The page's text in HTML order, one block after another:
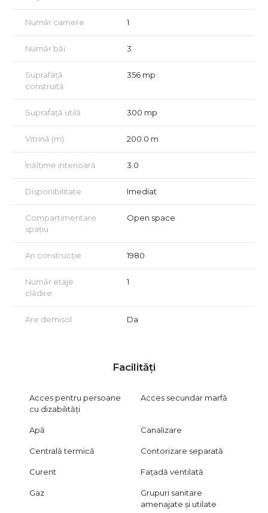
Inițial utilizat ca salon de evenimente, spațiul se pretează
showroom
galerie
studio de creație / producție
spațiu de birouri
sală de prezentări
sala de dans sau alt gen de activitati
atelier etc.
Datorită proporțiilor și structurii, poate fi compartimentat
conform nevoilor fiecărui chiriaș, fiind o „pânză albă” pentru
orice business care caută un spațiu diferit și versatil.
Suprafață mare, ușor de adaptat
Contorizare individuală pentru utilități (apă, electricitate,
incalzire)
Exista curent trifazic.
Este un spațiu care permite dezvoltarea oricărui concept, fără
adaptată activităților comerciale și profesionale.
CITY IMOB INVEST vă invită să descoperiți potențialul acestui
Vizionarea imobilului se face doar în baza unui acord de
Număr camere 1
Număr băi 3
Suprafață
construită
356 mp
Suprafață utilă 300 mp
Vitrină (m) 200.0 m
Înălțime interioară 3.0
Disponibilitate Imediat
Compartimentare
spațiu
Open space
An construcție 1980
Număr etaje
clădire
1
Are demisol Da
Facilități
Acces pentru persoane
cu dizabilități
Acces secundar marfă
Apă Canalizare
Centrală termică Contorizare separată
Curent Fațadă ventilată
Gaz
Grupuri sanitare
amenajate și utilate